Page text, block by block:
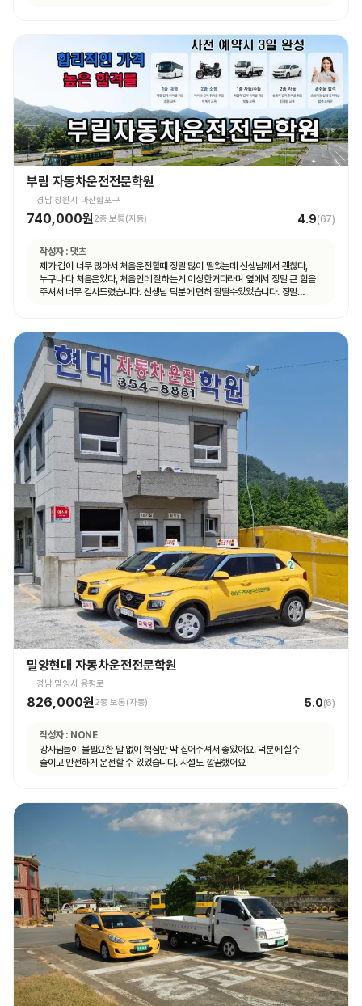
부림 자동차운전전문학원
경남 창원시 마산합포구
740,000원 2종 보통(자동) 4.9(67)
작성자 : 댓츠
제가 겁이 너무 많아서 처음운전할때 정말 많이 떨었는데 선생님께서 괜찮다,
누구나 다 처음은있다, 처음인데 잘하는게 이상한거다라며 옆에서 정말 큰 힘을
주셔서 너무 감사드렸습니다. 선생님 덕분에 면허 잘딸수있었습니다. 정말
밀양현대 자동차운전전문학원
경남 밀양시 용평로
826,000원 2종 보통(자동) 5.0(6)
작성자 : NONE
강사님들이 불필요한 말 없이 핵심만 딱 집어주셔서 좋았어요. 덕분에 실수
줄이고 안전하게 운전할 수 있었습니다. 시설도 깔끔했어요